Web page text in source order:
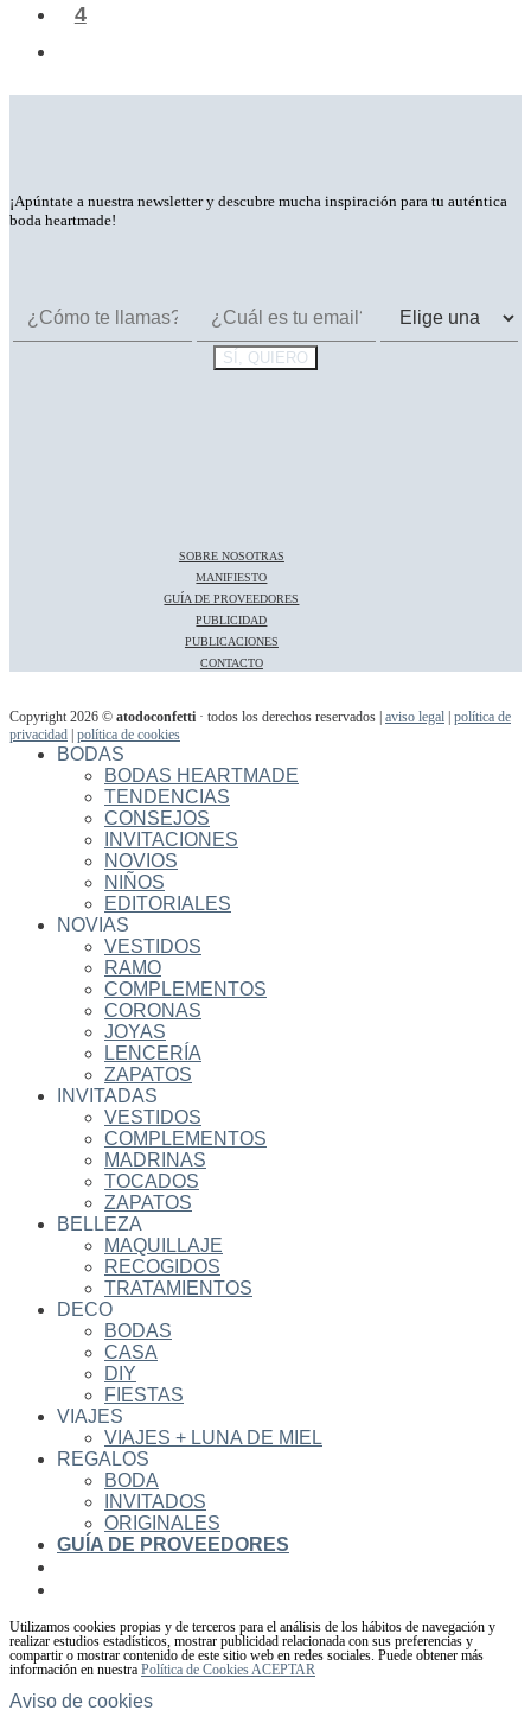
4
¡Apúntate a nuestra newsletter y descubre mucha inspiración para tu auténtica
boda heartmade!
SOBRE NOSOTRAS
MANIFIESTO
GUÍA DE PROVEEDORES
PUBLICIDAD
PUBLICACIONES
CONTACTO
Copyright 2026 © atodoconfetti · todos los derechos reservados | aviso legal política de
privacidad política de cookies
BODAS
BODAS HEARTMADE
TENDENCIAS
CONSEJOS
INVITACIONES
NOVIOS
NIÑOS
EDITORIALES
NOVIAS
VESTIDOS
RAMO
COMPLEMENTOS
CORONAS
JOYAS
LENCERÍA
ZAPATOS
INVITADAS
VESTIDOS
COMPLEMENTOS
MADRINAS
TOCADOS
ZAPATOS
BELLEZA
MAQUILLAJE
RECOGIDOS
TRATAMIENTOS
DECO
BODAS
CASA
DIY
FIESTAS
VIAJES
VIAJES + LUNA DE MIEL
REGALOS
BODA
INVITADOS
ORIGINALES
GUÍA DE PROVEEDORES
Utilizamos cookies propias y de terceros para el análisis de los hábitos de navegación y
realizar estudios estadísticos, mostrar publicidad relacionada con sus preferencias y
compartir o mostrar contenido de este sitio web en redes sociales. Puede obtener más
información en nuestra Política de CookiesACEPTAR
Aviso de cookies